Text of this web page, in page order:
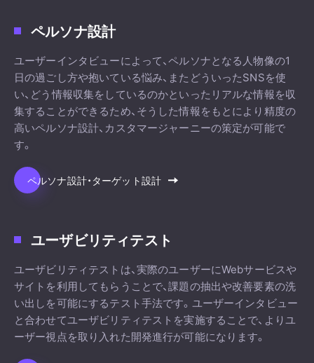
ペルソナ設計
ユーザーインタビューによって、ペルソナとなる人物像の1
日の過ごし方や抱いている悩み、またどういったSNSを使
い、どう情報収集をしているのかといったリアルな情報を収
集することができるため、そうした情報をもとにより精度の
高いペルソナ設計、カスタマージャーニーの策定が可能で
す。
ペルソナ設計・ターゲット設計
ユーザビリティテスト
ユーザビリティテストは、実際のユーザーにWebサービスや
サイトを利用してもらうことで、課題の抽出や改善要素の洗
い出しを可能にするテスト手法です。ユーザーインタビュー
と合わせてユーザビリティテストを実施することで、よりユ
ーザー視点を取り入れた開発進行が可能になります。